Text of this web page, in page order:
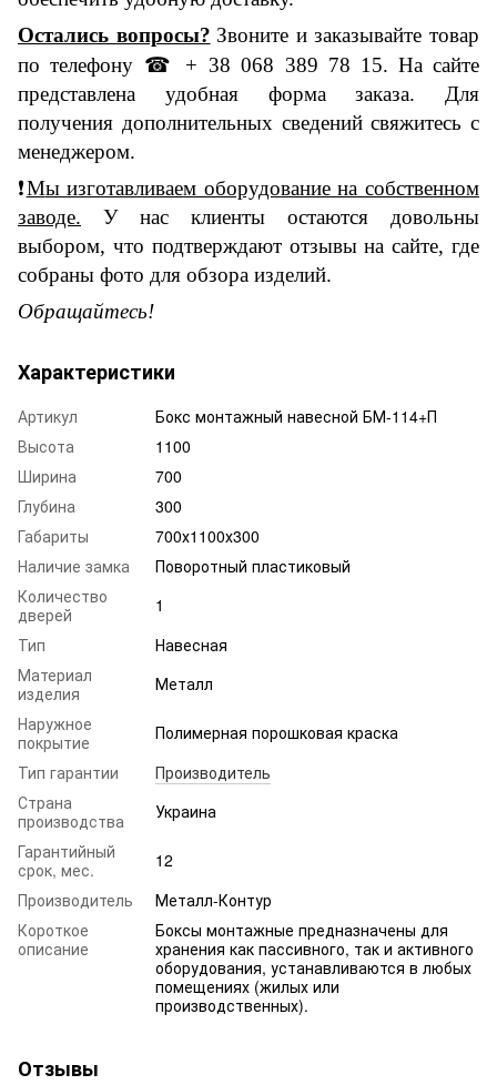
Остались вопросы? Звоните и заказывайтетовар
по телефону ☎ + 38 068 389 78 15. На сайте
представлена удобная форма заказа. Для
получения дополнительных сведений свяжитесь с
менеджером.
❗Мы изготавливаем оборудование на собственном
заводе. У нас клиенты остаются довольны
выбором, что подтверждают отзывы на сайте, где
собраны фото для обзора изделий.
Обращайтесь!
Характеристики
Артикул
Бокс монтажный навесной БМ-114+П
Высота
1100
Ширина
700
Глубина
300
Габариты
700х1100х300
Наличие замка
Поворотный пластиковый
Количество
дверей
1
Тип
Навесная
Материал
изделия
Металл
Наружное
покрытие
Полимерная порошковая краска
Тип гарантии
Производитель
Страна
производства
Украина
Гарантийный
срок, мес.
12
Производитель
Металл-Контур
Короткое
описание
Боксы монтажные предназначены для
хранения как пассивного, так и активного
оборудования, устанавливаются в любых
помещениях (жилых или
производственных).
Отзывы